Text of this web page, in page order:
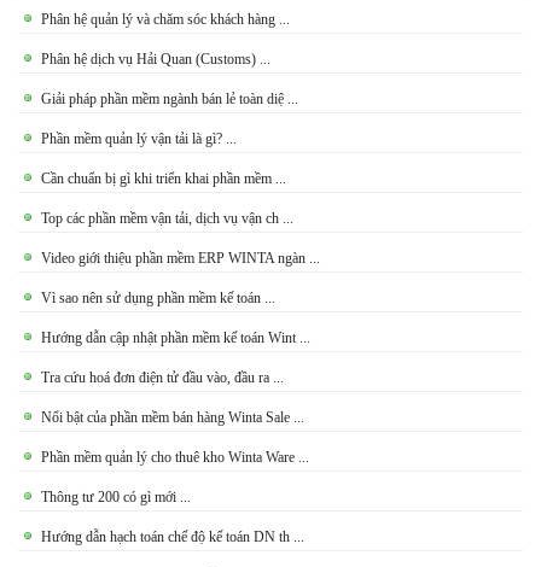
Phân hệ quản lý và chăm sóc khách hàng ...
Phân hệ dịch vụ Hải Quan (Customs) ...
Giải pháp phần mềm ngành bán lẻ toàn diệ ...
Phần mềm quản lý vận tải là gì? ...
Cần chuẩn bị gì khi triển khai phần mềm ...
Top các phần mềm vận tải, dịch vụ vận ch ...
Video giới thiệu phần mềm ERP WINTA ngàn ...
Vì sao nên sử dụng phần mềm kế toán ...
Hướng dẫn cập nhật phần mềm kế toán Wint ...
Tra cứu hoá đơn điện tử đầu vào, đầu ra ...
Nổi bật của phần mềm bán hàng Winta Sale ...
Phần mềm quản lý cho thuê kho Winta Ware ...
Thông tư 200 có gì mới ...
Hướng dẫn hạch toán chế độ kế toán DN th ...